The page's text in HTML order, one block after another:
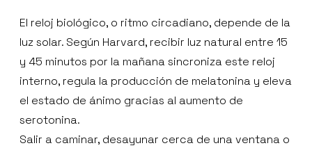
El reloj biológico, o ritmo circadiano, depende de la
luz solar. Según Harvard, recibir luz natural entre 15
y 45 minutos por la mañana sincroniza este reloj
interno, regula la producción de melatonina y eleva
el estado de ánimo gracias al aumento de
serotonina.
Salir a caminar, desayunar cerca de una ventana o